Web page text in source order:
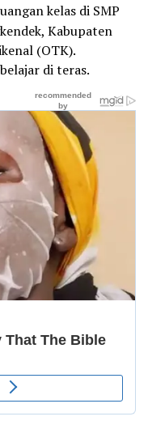
kelas di SMP
Kabupaten
(OTK).
di teras.